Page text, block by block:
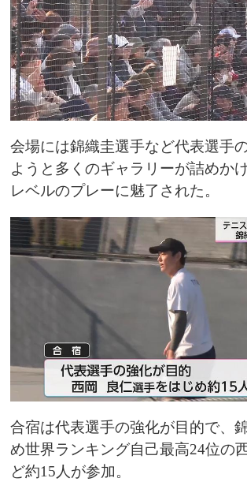
会場には錦織圭選手など代表選手
ようと多くのギャラリーが詰めか
レベルのプレーに魅了された。
合宿は代表選手の強化が目的で、
め世界ランキング自己最高24位の
ど約15人が参加。